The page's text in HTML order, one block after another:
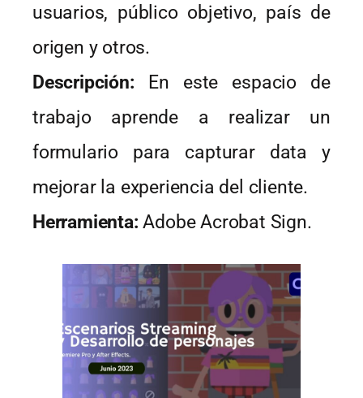
usuarios, público objetivo, país de
origen y otros.
Descripción: En este espacio de
trabajo aprende a realizar un
formulario para capturar data y
mejorar la experiencia del cliente.
Herramienta: Adobe Acrobat Sign.